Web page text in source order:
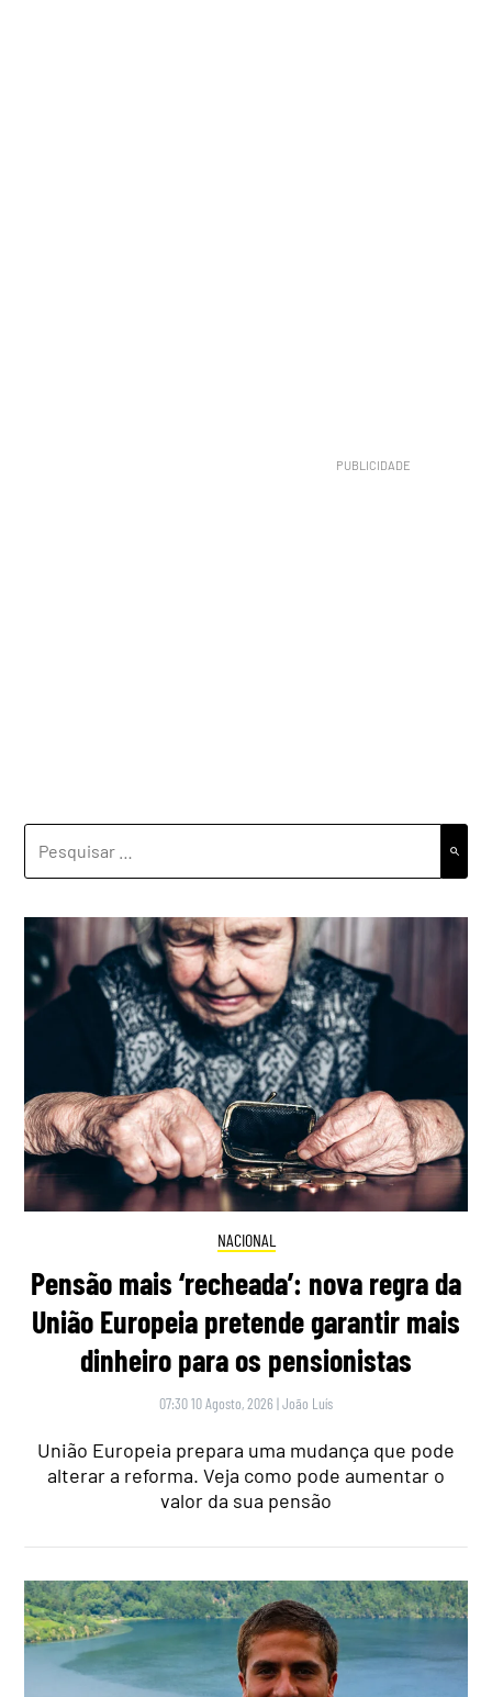
POR:
NACIONAL
Pensão mais ‘recheada’: nova regra da
União Europeia pretende garantir mais
dinheiro para os pensionistas
07:30 10 Agosto, 2026 |João Luís
União Europeia prepara uma mudança que pode
alterar a reforma. Veja como pode aumentar o
valor da sua pensão